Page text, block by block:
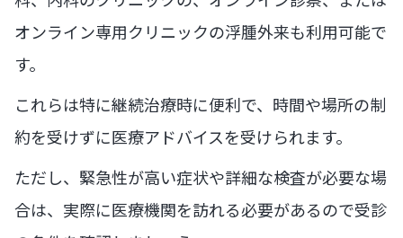
オンライン専用クリニックの浮腫外来も利用可能で
す。
これらは特に継続治療時に便利で、時間や場所の制
約を受けずに医療アドバイスを受けられます。
ただし、緊急性が高い症状や詳細な検査が必要な場
合は、実際に医療機関を訪れる必要があるので受診